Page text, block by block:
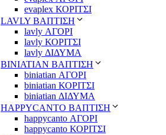
evaplex ΚΟΡΙΤΣΙ
LAVLY ΒΑΠΤΙΣΗ
lavly ΑΓΟΡΙ
lavly ΚΟΡΙΤΣΙ
lavly ΔΙΔΥΜΑ
ΒΙΝΙΑΤΙΑΝ ΒΑΠΤΙΣΗ
biniatian ΑΓΟΡΙ
biniatian ΚΟΡΙΤΣΙ
biniatian ΔΙΔΥΜΑ
HAPPYCANTO ΒΑΠΤΙΣΗ
happycanto ΑΓΟΡΙ
happycanto ΚΟΡΙΤΣΙ